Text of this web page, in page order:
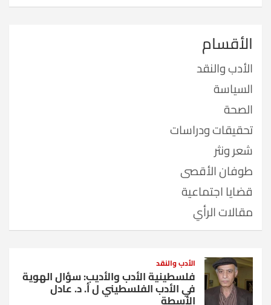
الأقسام
الأدب والنقد
السياسة
الصحة
تحقيقات ودراسات
شعر ونثر
طوفان الأقصى
قضايا اجتماعية
مقالات الرأي
الأدب والنقد
فلسطينية الأدب والأديب: سؤال الهوية
في الأدب الفلسطيني ل أ. د. عادل
الأسطة